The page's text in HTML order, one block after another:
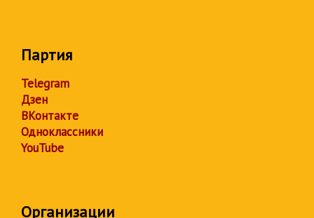
Партия
Telegram
Дзен
ВКонтакте
Одноклассники
YouTube
Организации